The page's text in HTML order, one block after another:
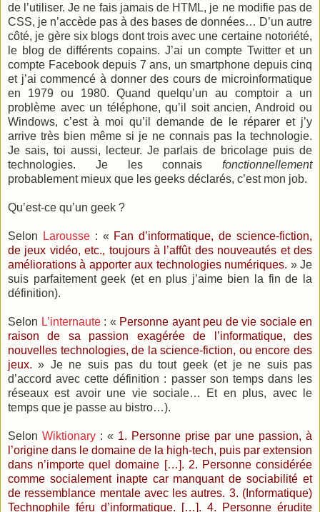
de l’utiliser. Je ne fais jamais de HTML, je ne modifie pas de
CSS, je n’accède pas à des bases de données… D’un autre
côté, je gère six blogs dont trois avec une certaine notoriété,
le blog de différents copains. J’ai un compte Twitter et un
compte Facebook depuis 7 ans, un smartphone depuis cinq
et j’ai commencé à donner des cours de microinformatique
en 1979 ou 1980. Quand quelqu’un au comptoir a un
problème avec un téléphone, qu’il soit ancien, Android ou
Windows, c’est à moi qu’il demande de le réparer et j’y
arrive très bien même si je ne connais pas la technologie.
Je sais, toi aussi, lecteur. Je parlais de bricolage puis de
technologies. Je les connais fonctionnellement
probablement mieux que les geeks déclarés, c’est mon job.
Qu’est-ce qu’un geek ?
Selon Larousse: « Fan d’informatique, de science-fiction,
de jeux vidéo, etc., toujours à l’affût des nouveautés et des
améliorations à apporter aux technologies numériques. » Je
suis parfaitement geek (et en plus j’aime bien la fin de la
définition).
Selon L’internaute: « Personne ayant peu de vie sociale en
raison de sa passion exagérée de l’informatique, des
nouvelles technologies, de la science-fiction, ou encore des
jeux. » Je ne suis pas du tout geek (et je ne suis pas
d’accord avec cette définition : passer son temps dans les
réseaux est avoir une vie sociale… Et en plus, avec le
temps que je passe au bistro…).
Selon Wiktionary : « 1. Personne prise par une passion, à
l’origine dans le domaine de la high-tech, puis par extension
dans n’importe quel domaine […]. 2. Personne considérée
comme socialement inapte car manquant de sociabilité et
de ressemblance mentale avec les autres. 3. (Informatique)
Technophile féru d’informatique. […]. 4. Personne érudite